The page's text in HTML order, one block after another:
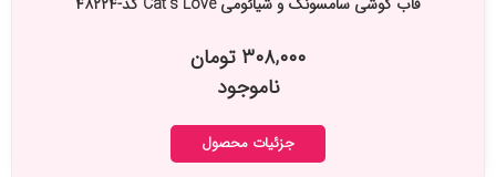
۳۰۸,۰۰۰ تومان
ناموجود
جزئیات محصول